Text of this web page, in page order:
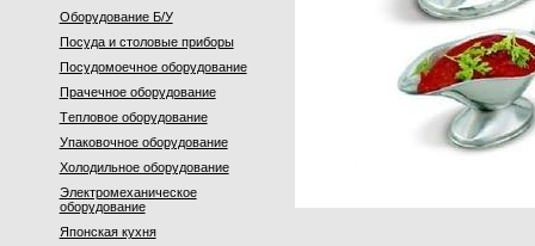
Оборудование Б/У
Посуда и столовые приборы
Посудомоечное оборудование
Прачечное оборудование
Тeпловое оборудование
Упаковочное оборудование
Холодильное оборудование
Электромеханическое
оборудование
Японская кухня